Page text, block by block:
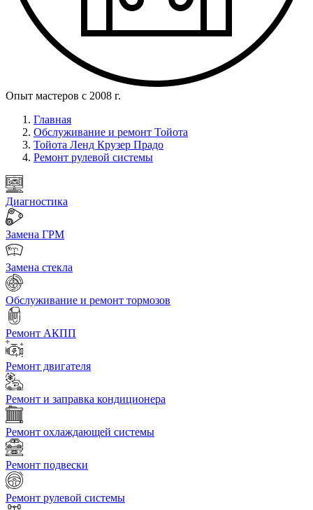
Опыт мастеров с 2008 г.
Главная
Обслуживание и ремонт Тойота
Тойота Ленд Крузер Прадо
Ремонт рулевой системы
Диагностика
Замена ГРМ
Замена стекла
Обслуживание и ремонт тормозов
Ремонт АКПП
Ремонт двигателя
Ремонт и заправка кондиционера
Ремонт охлаждающей системы
Ремонт подвески
Ремонт рулевой системы